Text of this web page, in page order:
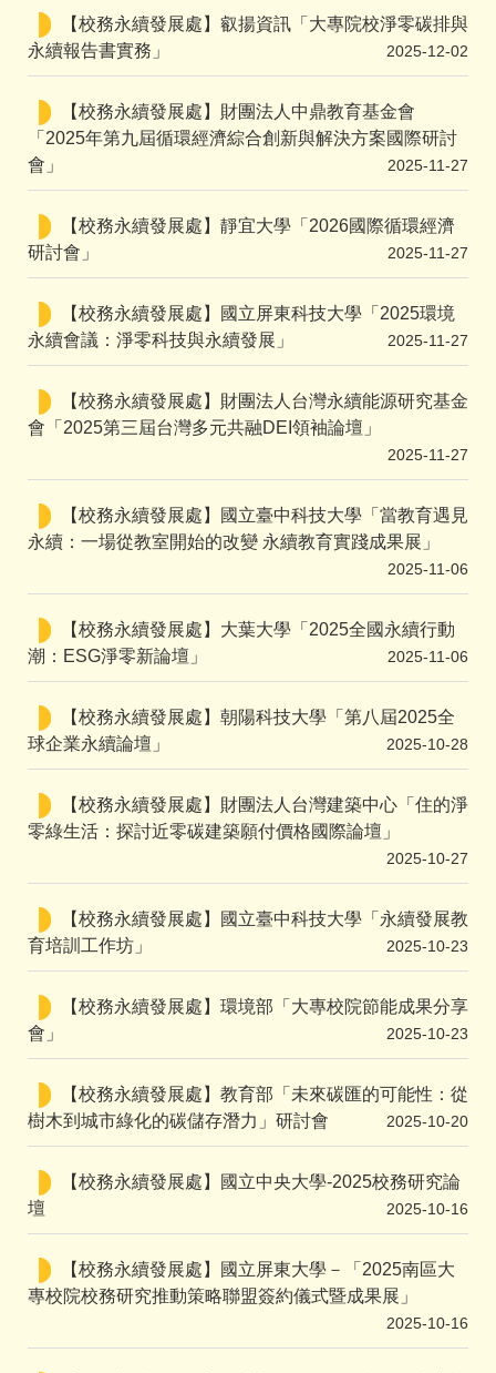
【校務永續發展處】叡揚資訊「大專院校淨零碳排與
永續報告書實務」
2025-12-02
【校務永續發展處】財團法人中鼎教育基金會
「2025年第九屆循環經濟綜合創新與解決方案國際研討
會」
2025-11-27
【校務永續發展處】靜宜大學「2026國際循環經濟
研討會」
2025-11-27
【校務永續發展處】國立屏東科技大學「2025環境
永續會議：淨零科技與永續發展」
2025-11-27
【校務永續發展處】財團法人台灣永續能源研究基金
會「2025第三屆台灣多元共融DEI領袖論壇」
2025-11-27
【校務永續發展處】國立臺中科技大學「當教育遇見
永續：一場從教室開始的改變 永續教育實踐成果展」
2025-11-06
【校務永續發展處】大葉大學「2025全國永續行動
潮：ESG淨零新論壇」
2025-11-06
【校務永續發展處】朝陽科技大學「第八屆2025全
球企業永續論壇」
2025-10-28
【校務永續發展處】財團法人台灣建築中心「住的淨
零綠生活：探討近零碳建築願付價格國際論壇」
2025-10-27
【校務永續發展處】國立臺中科技大學「永續發展教
育培訓工作坊」
2025-10-23
【校務永續發展處】環境部「大專校院節能成果分享
會」
2025-10-23
【校務永續發展處】教育部「未來碳匯的可能性：從
樹木到城市綠化的碳儲存潛力」研討會
2025-10-20
【校務永續發展處】國立中央大學-2025校務研究論
壇
2025-10-16
【校務永續發展處】國立屏東大學－「2025南區大
專校院校務研究推動策略聯盟簽約儀式暨成果展」
2025-10-16